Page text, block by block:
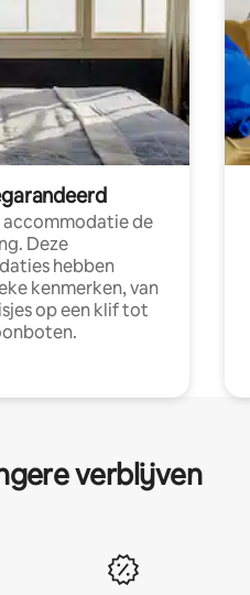
accommodatie de
Deze
hebben
kenmerken, van
op een klif tot
verblijven